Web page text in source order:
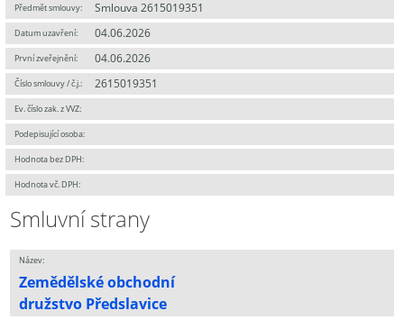
Předmět smlouvy: Smlouva 2615019351
Datum uzavření: 04.06.2026
První zveřejnění: 04.06.2026
Číslo smlouvy / č.j.: 2615019351
Ev. číslo zak. z VVZ:
Podepisující osoba:
Hodnota bez DPH:
Hodnota vč. DPH:
Smluvní strany
Název:
Zemědělské obchodní
družstvo Předslavice